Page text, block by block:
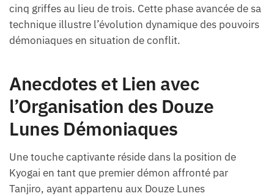
cinq griffes au lieu de trois. Cette phase avancée de sa
technique illustre l’évolution dynamique des pouvoirs
démoniaques en situation de conflit.
Anecdotes et Lien avec
l’Organisation des Douze
Lunes Démoniaques
Une touche captivante réside dans la position de
Kyogai en tant que premier démon affronté par
Tanjiro, ayant appartenu aux Douze Lunes